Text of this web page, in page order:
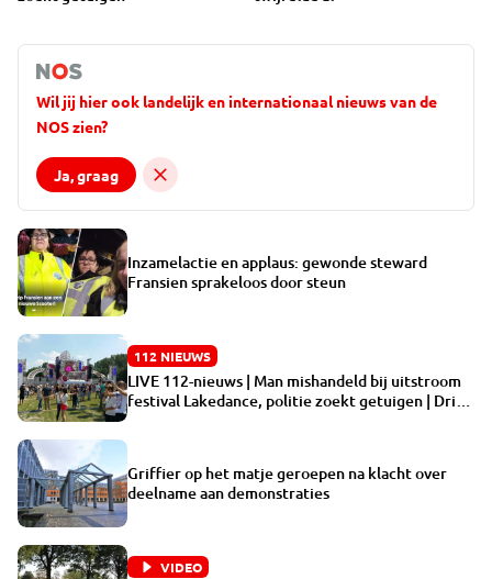
Wil jij hier ook landelijk en internationaal nieuws van de
NOS zien?
Ja, graag
Inzamelactie en applaus: gewonde steward
Fransien sprakeloos door steun
112 NIEUWS
LIVE 112-nieuws | Man mishandeld bij uitstroom
festival Lakedance, politie zoekt getuigen | Drie
Griffier op het matje geroepen na klacht over
deelname aan demonstraties
VIDEO